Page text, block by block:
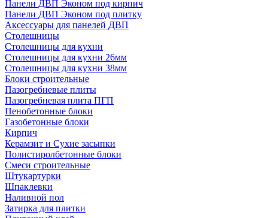
Панели ДВП Эконом под кирпич
Панели ДВП Эконом под плитку
Аксессуары для панелей ДВП
Столешницы
Столешницы для кухни
Столешницы для кухни 26мм
Столешницы для кухни 38мм
Блоки строительные
Пазогребневые плиты
Пазогребневая плита ПГП
Пенобетонные блоки
Газобетонные блоки
Кирпич
Керамзит и Сухие засыпки
Полистиролбетонные блоки
Смеси строительные
Штукартурки
Шпаклевки
Наливной пол
Затирка для плитки